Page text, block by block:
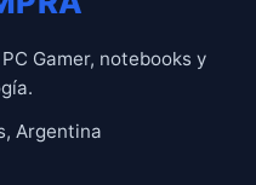
Gamer, notebooks y
Argentina